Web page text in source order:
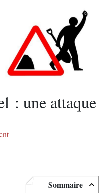
: une attaque
cnt
Sommaire